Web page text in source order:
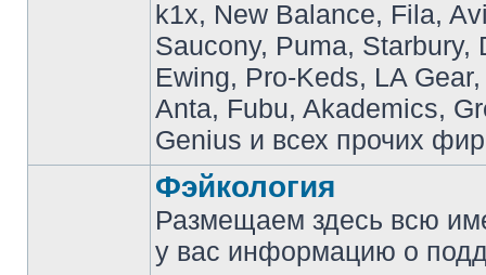
k1x, New Balance, Fila,
Saucony, Puma, Starbury,
Ewing, Pro-Keds, LA
Anta, Fubu, Akademics,
Genius и всех прочих
Фэйкология
Размещаем здесь всю
у вас информацию о